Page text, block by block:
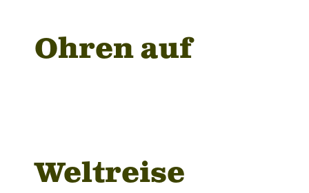
Ohren auf
Weltreise